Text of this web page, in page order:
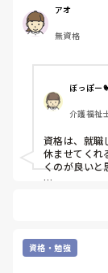
あと、噂話な
くありみんな我
本当ですか？
アオ
無資格
ぼっぽー
介護福祉
資格は、就職
休ませてくれ
くのが良いと
いかも分か
どちらかと言
みたいな社会
資格・勉強